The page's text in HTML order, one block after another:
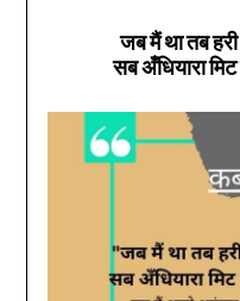
जब मैं था तब हरी
सब अँधियारा